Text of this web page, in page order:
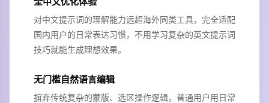
对中文提示词的理解能力远超海外同类工具，完全适配
国内用户的日常表达习惯，不用学习复杂的英文提示词
技巧就能生成理想效果。
无门槛自然语言编辑
摒弃传统复杂的蒙版、选区操作逻辑，普通用户用日常